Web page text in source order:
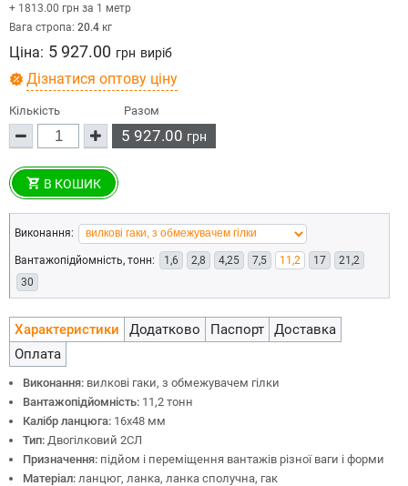
+ 1813.00 грн за 1 метр
Вага стропа: 20.4 кг
Ціна: 5 927.00 грн виріб
Дізнатися оптову ціну
Кількість Разом
5 927.00 грн
В КОШИК
Виконання:
Вантажопідйомність, тонн: 1,6 2,8 4,25 7,5 11,2 17
21,2
30
Характеристики Додатково Паспорт
Доставка
Оплата
Виконання: вилкові гаки, з обмежувачем гілки
Вантажопідйомність: 11,2 тонн
Калібр ланцюга: 16х48 мм
Тип: Двогілковий 2СЛ
Призначення: підйом і переміщення вантажів різної ваги і форми
Матеріал: ланцюг, ланка, ланка сполучна, гак